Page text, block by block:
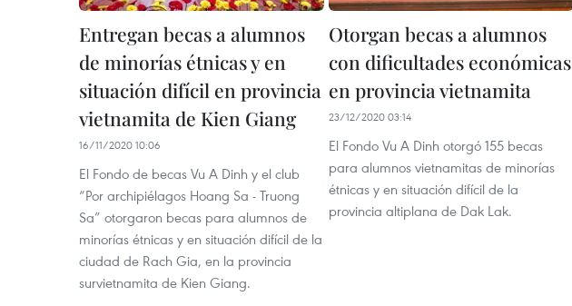
Entregan becas a alumnos
de minorías étnicas y en
situación difícil en provincia
vietnamita de Kien Giang
16/11/2020 10:06
El Fondo de becas Vu A Dinh y el club
“Por archipiélagos Hoang Sa - Truong
Sa” otorgaron becas para alumnos de
minorías étnicas y en situación difícil de la
ciudad de Rach Gia, en la provincia
survietnamita de Kien Giang.
Otorgan becas a alumnos
con dificultades económicas
en provincia vietnamita
23/12/2020 03:14
El Fondo Vu A Dinh otorgó 155 becas
para alumnos vietnamitas de minorías
étnicas y en situación difícil de la
provincia altiplana de Dak Lak.